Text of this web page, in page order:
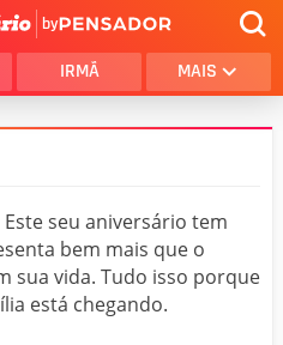
by
IRMÃ MAIS
seu aniversário tem
bem mais que o
sua vida. Tudo isso porque
está chegando.